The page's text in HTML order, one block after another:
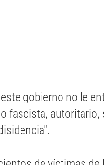
gobierno no le
fascista, autoritario,